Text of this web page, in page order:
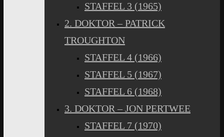
STAFFEL 3 (1965)
2. DOKTOR – PATRICK
TROUGHTON
STAFFEL 4 (1966)
STAFFEL 5 (1967)
STAFFEL 6 (1968)
3. DOKTOR – JON PERTWEE
STAFFEL 7 (1970)